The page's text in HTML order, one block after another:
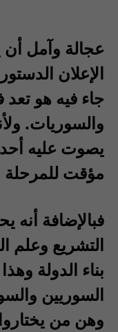
عجالة وآمل
الإعلان
جاء فيه هو
والسوريات.
يصوت عليه
مؤقت للمرحلة
فبالإضافة أنه
التشريع وعلم
بناء الدولة
السوريين
وهن من